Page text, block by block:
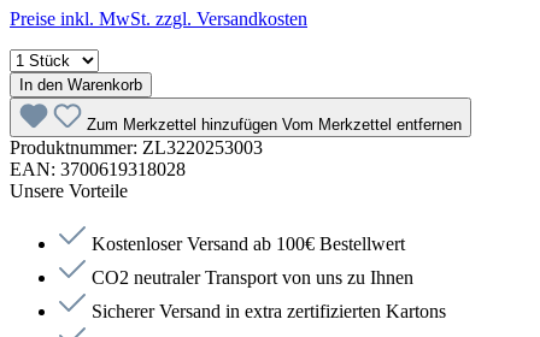
Preise inkl. MwSt. zzgl. Versandkosten
In den Warenkorb
Zum Merkzettel hinzufügen Vom Merkzettel entfernen
Produktnummer: ZL3220253003
EAN: 3700619318028
Unsere Vorteile
Kostenloser Versand ab 100€ Bestellwert
CO2 neutraler Transport von uns zu Ihnen
Sicherer Versand in extra zertifizierten Kartons